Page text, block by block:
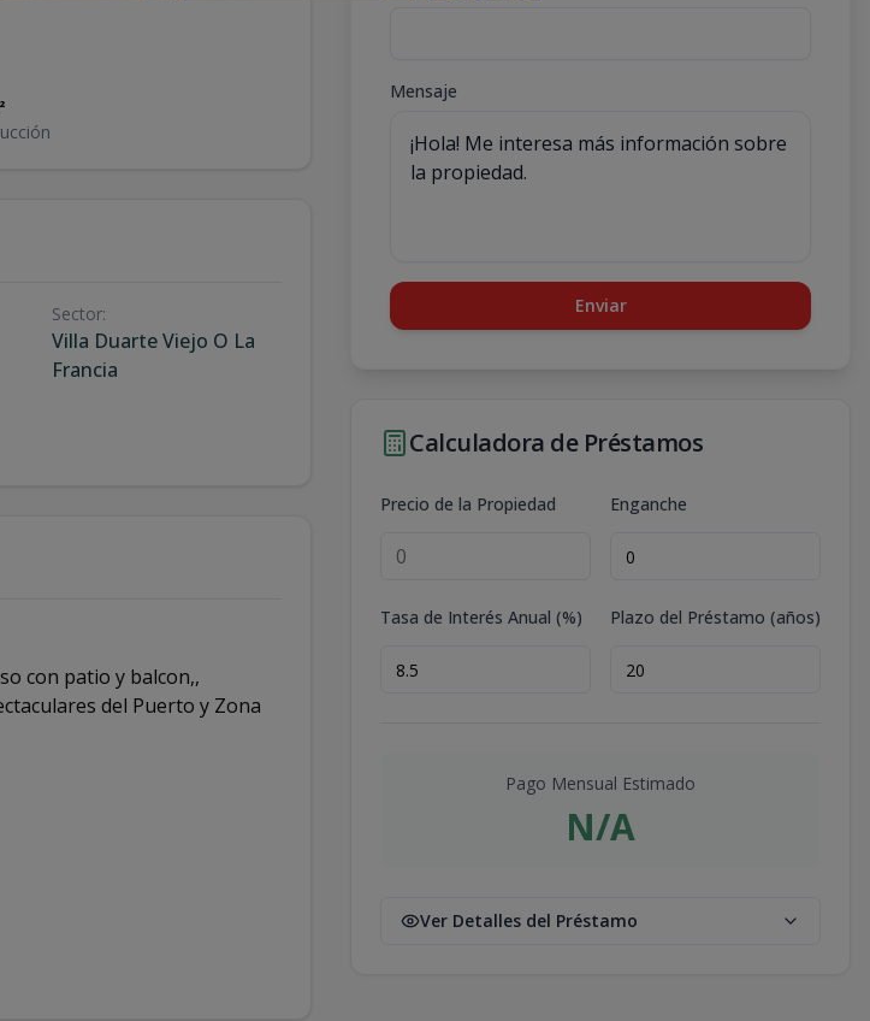
Sector:
Villa Duarte Viejo O La
Francia
con patio y balcon,,
del Puerto y Zona
Mensaje
Enviar
Calculadora de Préstamos
Precio de la Propiedad Enganche
Tasa de Interés Anual (%) Plazo del Préstamo (años)
Pago Mensual Estimado
N/A
Ver Detalles del Préstamo